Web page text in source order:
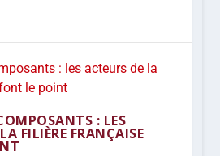
: LES
FILIÈRE FRANÇAISE